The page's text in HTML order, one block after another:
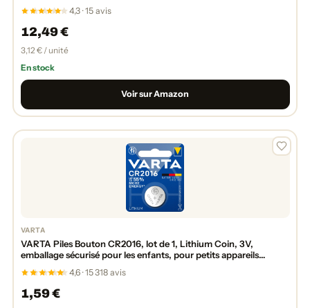
4,3 · 15 avis
12,49 €
3,12 € / unité
En stock
Voir sur Amazon
VARTA
VARTA Piles Bouton CR2016, lot de 1, Lithium Coin, 3V,
emballage sécurisé pour les enfants, pour petits appareils
4,6 · 15 318 avis
1,59 €